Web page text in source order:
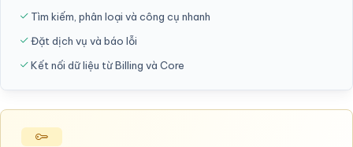
Tìm kiếm, phân loại và công cụ nhanh
Đặt dịch vụ và báo lỗi
Kết nối dữ liệu từ Billing và Core